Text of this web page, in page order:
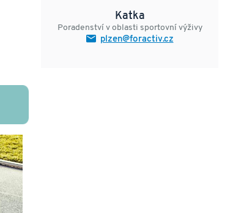
Katka
Poradenství v oblasti sportovní výživy
plzen@foractiv.cz